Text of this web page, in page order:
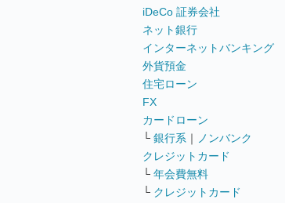
iDeCo 証券会社
ネット銀行
インターネットバンキング
外貨預金
住宅ローン
FX
カードローン
└ 銀行系 ｜
ノンバンク
クレジットカード
└ 年会費無料
└ クレジットカード